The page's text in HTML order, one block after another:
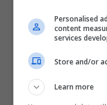
Personalised
content
services
Store and/or
Learn more